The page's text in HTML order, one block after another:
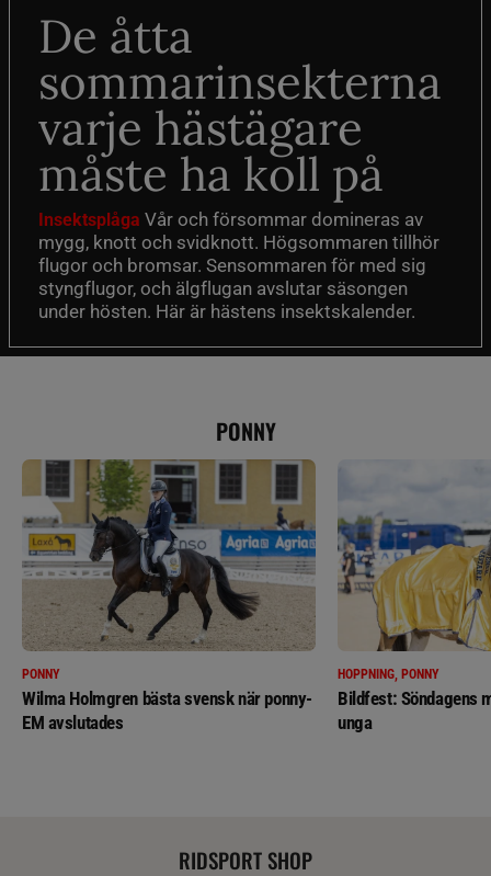
De åtta
sommarinsekterna
varje hästägare
måste ha koll på
Insektsplåga Vår och försommar domineras av
mygg, knott och svidknott. Högsommaren tillhör
flugor och bromsar. Sensommaren för med sig
styngflugor, och älgflugan avslutar säsongen
under hösten. Här är hästens insektskalender.
PONNY
PONNY
Wilma Holmgren bästa svensk när ponny-
EM avslutades
HOPPNING, PONNY
Bildfest: Söndagens
unga
RIDSPORT SHOP